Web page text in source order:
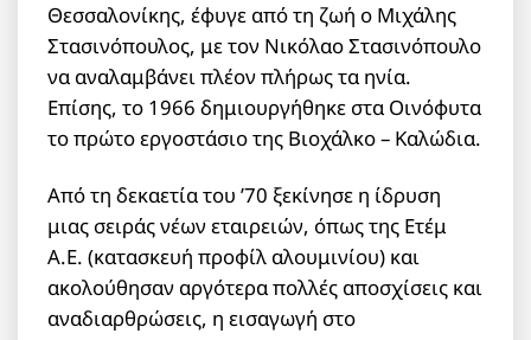
Θεσσαλονίκης, έφυγε από τη ζωή ο Μιχάλης
Στασινόπουλος, με τον Νικόλαο Στασινόπουλο
να αναλαμβάνει πλέον πλήρως τα ηνία.
Επίσης, το 1966 δημιουργήθηκε στα Οινόφυτα
το πρώτο εργοστάσιο της Βιοχάλκο – Καλώδια.
Από τη δεκαετία του ’70 ξεκίνησε η ίδρυση
μιας σειράς νέων εταιρειών, όπως της Ετέμ
Α.Ε. (κατασκευή προφίλ αλουμινίου) και
ακολούθησαν αργότερα πολλές αποσχίσεις και
αναδιαρθρώσεις, η εισαγωγή στο